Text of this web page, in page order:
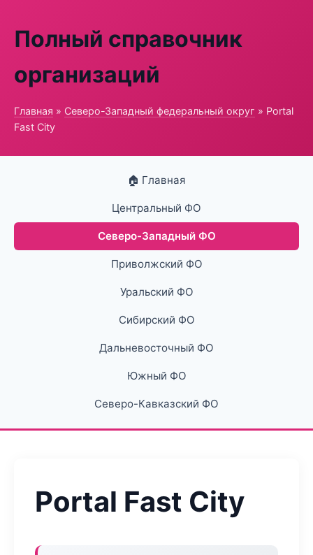
Полный справочник
организаций
Главная » Северо-Западный федеральный округ » Portal
Fast City
🏠 Главная
Центральный ФО
Северо-Западный ФО
Приволжский ФО
Уральский ФО
Сибирский ФО
Дальневосточный ФО
Южный ФО
Северо-Кавказский ФО
Portal Fast City